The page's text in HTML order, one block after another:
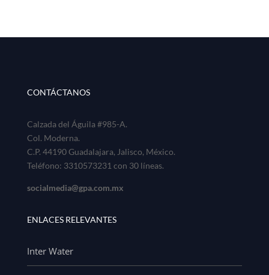
CONTÁCTANOS
Calzada del Águila #985-A.
Col. Moderna.
C.P. 44190 Guadalajara, Jalisco, México.
Teléfono: 3310573231 con 30 líneas.
socialmedia@gpa.com.mx
ENLACES RELEVANTES
Inter Water